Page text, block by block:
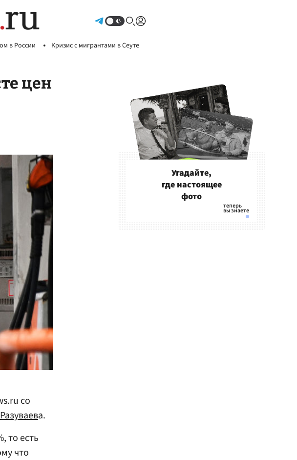
в России Кризис с мигрантами в Сеуте
цен
со
Разуваева.
то есть
что
Угадайте,
где настоящее
фото